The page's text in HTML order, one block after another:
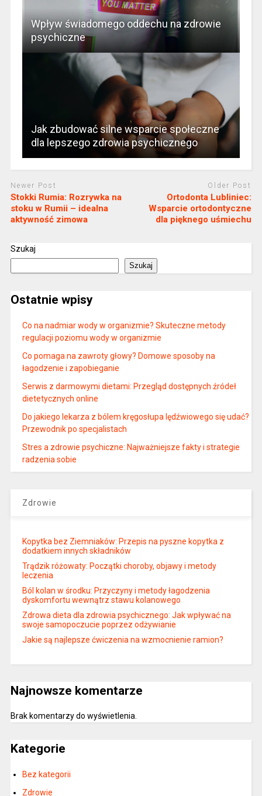
Wpływ świadomego oddechu na zdrowie
psychiczne
Jak zbudować silne wsparcie społeczne
dla lepszego zdrowia psychicznego
Newer Post
Stokki Rumia: Rozrywka na
stoku w Rumii – idealna
aktywność zimowa
Older Post
Ortodonta Lubliniec:
Wsparcie ortodontyczne
dla pięknego uśmiechu
Szukaj
Szukaj
Ostatnie wpisy
Co na nadmiar wody w organizmie? Skuteczne metody
regulacji poziomu wody w organizmie
Co pomaga na zawroty głowy? Domowe sposoby na
łagodzenie i zapobieganie
Serwis z darmowymi dietami: Przegląd dostępnych źródeł
dietetycznych online
Do jakiego lekarza z bólem kręgosłupa lędźwiowego się udać?
Przewodnik po specjalistach
Stres a zdrowie psychiczne: Najważniejsze fakty i strategie
radzenia sobie
Zdrowie
Kopytka bez Ziemniaków: Przepis na pyszne kopytka z
dodatkiem innych składników
Trądzik różowaty: Początki choroby, objawy i metody
leczenia
Ból kolan w środku: Przyczyny i metody łagodzenia
dyskomfortu wewnątrz stawu kolanowego
Zdrowa dieta dla zdrowia psychicznego: Jak wpływać na
swoje samopoczucie poprzez odżywianie
Jakie są najlepsze ćwiczenia na wzmocnienie ramion?
Najnowsze komentarze
Brak komentarzy do wyświetlenia.
Kategorie
Bez kategorii
Zdrowie